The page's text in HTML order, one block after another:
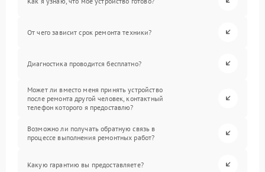
От чего зависит срок ремонта техники?
Диагностика проводится бесплатно?
Может ли вместо меня принять устройство
после ремонта другой человек, контактный
телефон которого я предоставлю?
Возможно ли получать обратную связь в
процессе выполнения ремонтных работ?
Какую гарантию вы предоставляете?